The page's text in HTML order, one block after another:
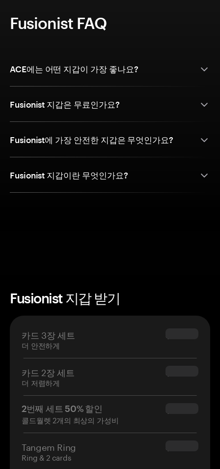
Fusionist FAQ
ACE에는 어떤 지갑이 가장 좋나요?
Fusionist 지갑은 무료인가요?
Fusionist에 가장 안전한 지갑은 무엇인가요?
Fusionist 지갑이란 무엇인가요?
Fusionist 지갑 받기
카드 3장 세트
더 안전하게
$69.90
카드 2장 세트
더 저렴하게
$54.90
2번째 세트 50% 할인
콜드월렛 2개의 최상의 가성비
$34.95
Tangem Ring
Ring & 2 cards
$160.00